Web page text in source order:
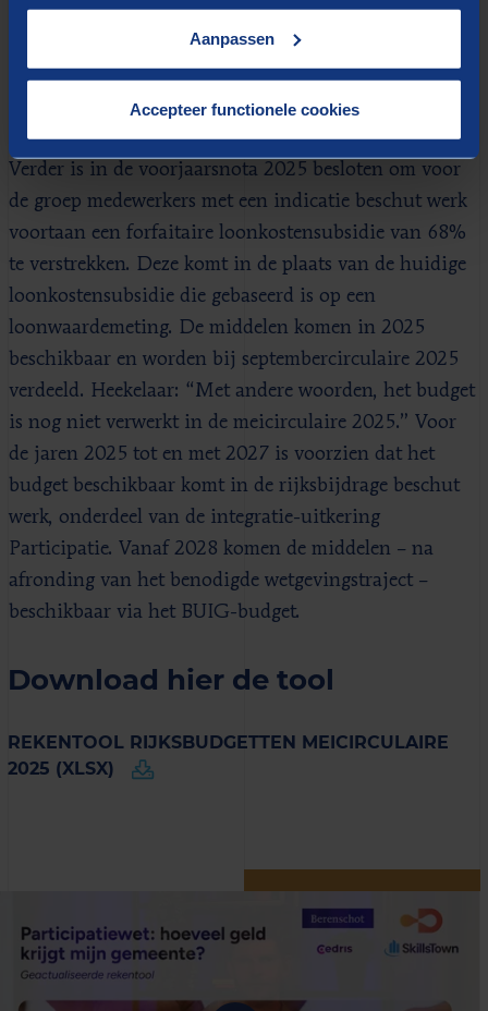
Aanpassen
Accepteer functionele cookies
4,8%.
Forfaitaire loonkostensubsidie
beschut werk
Verder is in de voorjaarsnota 2025 besloten om voor
de groep medewerkers met een indicatie beschut werk
voortaan een forfaitaire loonkostensubsidie van 68%
te verstrekken. Deze komt in de plaats van de huidige
loonkostensubsidie die gebaseerd is op een
loonwaardemeting. De middelen komen in 2025
beschikbaar en worden bij septembercirculaire 2025
verdeeld. Heekelaar: “Met andere woorden, het budget
is nog niet verwerkt in de meicirculaire 2025.” Voor
de jaren 2025 tot en met 2027 is voorzien dat het
budget beschikbaar komt in de rijksbijdrage beschut
werk, onderdeel van de integratie-uitkering
Participatie. Vanaf 2028 komen de middelen – na
afronding van het benodigde wetgevingstraject –
beschikbaar via het BUIG-budget.
Download hier de tool
REKENTOOL RIJKSBUDGETTEN MEICIRCULAIRE
2025 (XLSX)